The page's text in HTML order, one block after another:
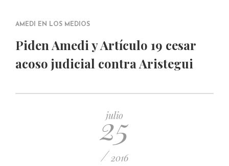
AMEDI EN LOS MEDIOS
Piden Amedi y Artículo 19 cesar
acoso judicial contra Aristegui
julio
25
/ 2016